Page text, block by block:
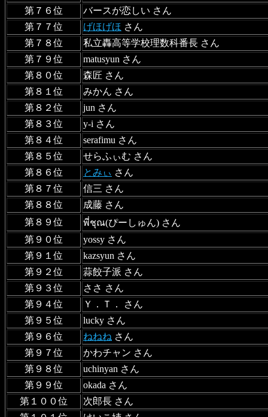
第７６位
バースが恋しい さん
第７７位
げほげほ さん
第７８位
私立轟高等学校理数科番長 さん
第７９位
matusyun さん
第８０位
森匠 さん
第８１位
みかん さん
第８２位
jun さん
第８３位
y-i さん
第８４位
serafimu さん
第８５位
せらふぃむ さん
第８６位
とみぃ さん
第８７位
信三 さん
第８８位
成藤 さん
第８９位
พี่ชุณ(ぴーしゅん) さん
第９０位
yossy さん
第９１位
kazsyun さん
第９２位
蒜餃子派 さん
第９３位
ささ さん
第９４位
Ｙ．Ｔ． さん
第９５位
lucky さん
第９６位
ねねね さん
第９７位
かわチャン さん
第９８位
uchinyan さん
第９９位
okada さん
第１００位
次郎長 さん